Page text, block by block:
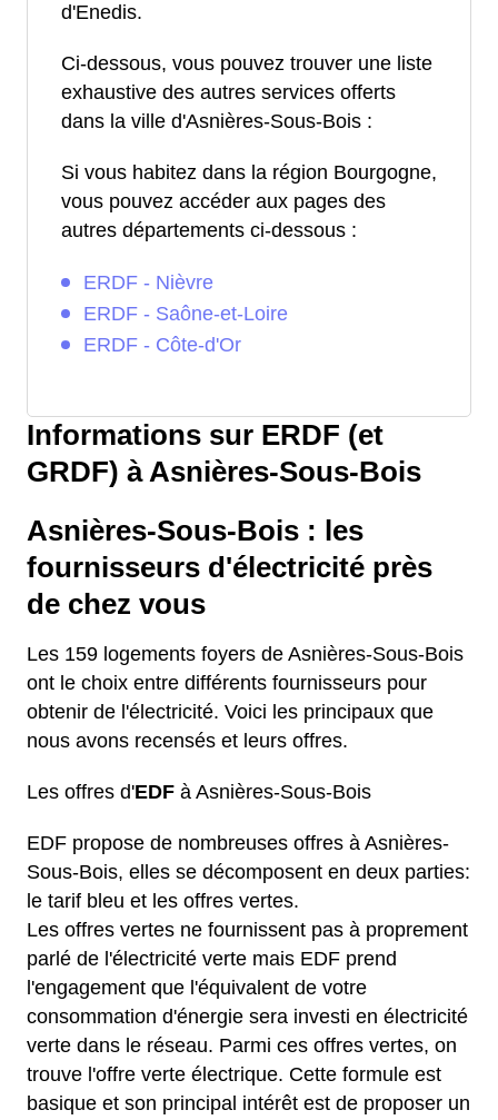
d'Enedis.
Ci-dessous, vous pouvez trouver une liste
exhaustive des autres services offerts
dans la ville d'Asnières-Sous-Bois :
Si vous habitez dans la région Bourgogne,
vous pouvez accéder aux pages des
autres départements ci-dessous :
ERDF - Nièvre
ERDF - Saône-et-Loire
ERDF - Côte-d'Or
Informations sur ERDF (et
GRDF) à Asnières-Sous-Bois
Asnières-Sous-Bois : les
fournisseurs d'électricité près
de chez vous
Les 159 logements foyers de Asnières-Sous-Bois
ont le choix entre différents fournisseurs pour
obtenir de l'électricité. Voici les principaux que
nous avons recensés et leurs offres.
Les offres d'EDF à Asnières-Sous-Bois
EDF propose de nombreuses offres à Asnières-
Sous-Bois, elles se décomposent en deux parties:
le tarif bleu et les offres vertes.
Les offres vertes ne fournissent pas à proprement
parlé de l'électricité verte mais EDF prend
l'engagement que l'équivalent de votre
consommation d'énergie sera investi en électricité
verte dans le réseau. Parmi ces offres vertes, on
trouve l'offre verte électrique. Cette formule est
basique et son principal intérêt est de proposer un